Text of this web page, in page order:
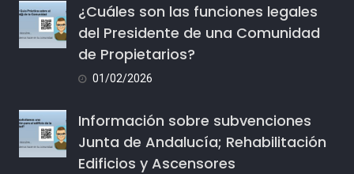
¿Cuáles son las funciones legales
del Presidente de una Comunidad
de Propietarios?
01/02/2026
Información sobre subvenciones
Junta de Andalucía; Rehabilitación
Edificios y Ascensores